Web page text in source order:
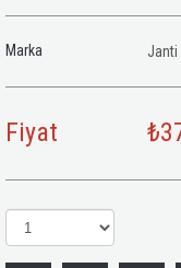
Marka Janti
Fiyat